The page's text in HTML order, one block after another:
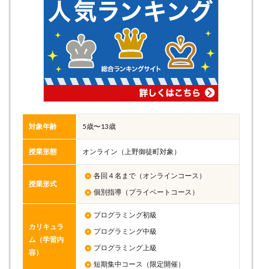
対象年齢 5歳〜13歳
授業形態 オンライン（上野御徒町対象）
授業形式
各回４名まで（オンラインコース）
個別指導（プライベートコース）
カリキュラ
ム（学習内
容）
プログラミング初級
プログラミング中級
プログラミング上級
短期集中コース（限定開催）